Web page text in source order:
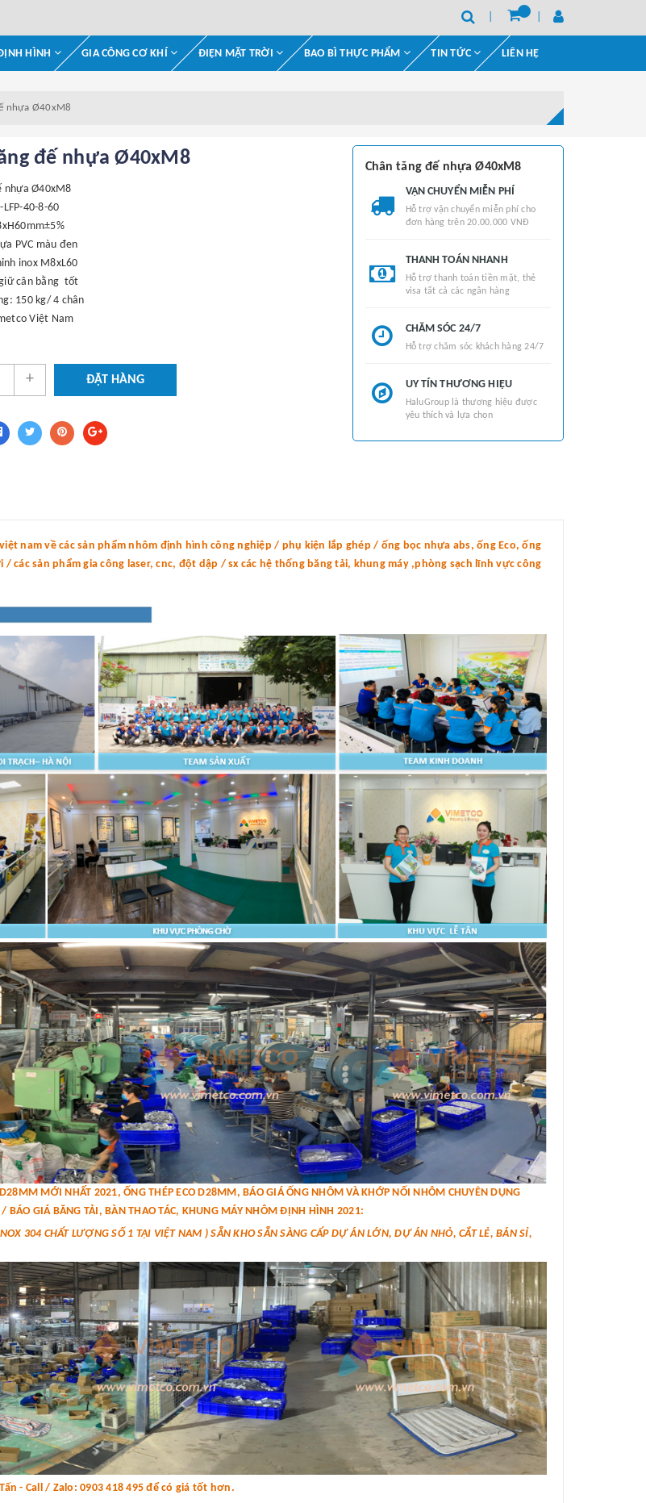
HÌNH GIA CÔNG CƠ KHÍ ĐIỆN MẶT TRỜI BAO BÌ THỰC PHẨM TIN TỨC LIÊN HỆ
nhựa Ø40xM8
đế nhựa Ø40xM8
nhựa Ø40xM8
40-8-60
PVC màu đen
inox M8xL60
cân bằng tốt
150 kg/ 4 chân
Việt Nam
+ ĐẶT HÀNG
Chân tăng đế nhựa Ø40xM8
VẬN CHUYỂN MIỄN PHÍ
Hỗ trợ vận chuyển miễn phí cho
đơn hàng trên 20.00.000 VNĐ
THANH TOÁN NHANH
Hỗ trợ thanh toán tiền mặt, thẻ
visa tất cả các ngân hàng
CHĂM SÓC 24/7
Hỗ trợ chăm sóc khách hàng 24/7
UY TÍN THƯƠNG HIỆU
HaluGroup là thương hiệu được
yêu thích và lựa chọn
nam về các sản phẩm nhôm định hình công nghiệp / phụ kiện lắp ghép / ống bọc nhựa abs, ống Eco, ống
sản phẩm gia công laser, cnc, đột dập / sx các hệ thống băng tải, khung máy ,phòng sạch lĩnh vực công
MỚI NHẤT 2021, ỐNG THÉP ECO D28MM, BÁO GIÁ ỐNG NHÔM VÀ KHỚP NỐI NHÔM CHUYÊN DỤNG
GIÁ BĂNG TẢI, BÀN THAO TÁC, KHUNG MÁY NHÔM ĐỊNH HÌNH 2021:
304 CHẤT LƯỢNG SỐ 1 TẠI VIỆT NAM ) SẴN KHO SẴN SÀNG CẤP DỰ ÁN LỚN, DỰ ÁN NHỎ, CẮT LẺ, BÁN SỈ,
- Call / Zalo: 0903 418 495 để có giá tốt hơn.